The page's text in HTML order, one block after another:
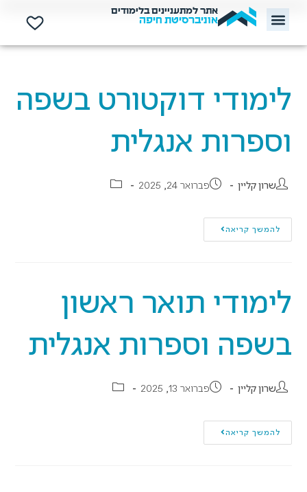
אתר למתעניינים בלימודים
אוניברסיטת חיפה
לימודי דוקטורט בשפה
וספרות אנגלית
שרון קליין פברואר 24, 2025
להמשך קריאה
לימודי תואר ראשון
בשפה וספרות אנגלית
שרון קליין פברואר 13, 2025
להמשך קריאה